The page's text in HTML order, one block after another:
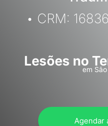
• CRM:
Lesões no
em
Agendar